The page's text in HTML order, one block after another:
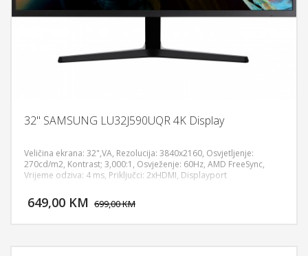
32" SAMSUNG LU32J590UQR 4K Display
Veličina ekrana: 32",VA, Rezolucija: 3840x2160, Osvjetljenje:
270cd/m2, Kontrast; 3,000:1, Osvježenje: 60Hz, AMD FreeSync,
Vrijeme odziva: 4 ms, Priključci: 2xHDMI, Displayport
649,00 KM 699,00 KM